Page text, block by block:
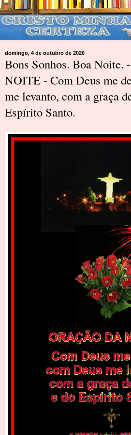
domingo, 4 de outubro de 2020
Bons Sonhos. Boa
NOITE - Com Deus me
me levanto, com a graça
Espírito Santo.